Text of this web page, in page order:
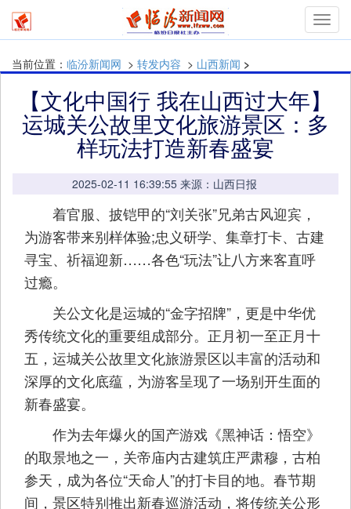
当前位置： 临汾新闻网 > 转发内容 > 山西新闻 >
【文化中国行 我在山西过大年】
运城关公故里文化旅游景区：多
样玩法打造新春盛宴
2025-02-11 16:39:55 来源：山西日报
着官服、披铠甲的“刘关张”兄弟古风迎宾，
为游客带来别样体验;忠义研学、集章打卡、古建
寻宝、祈福迎新……各色“玩法”让八方来客直呼
过瘾。
关公文化是运城的“金字招牌”，更是中华优
秀传统文化的重要组成部分。正月初一至正月十
五，运城关公故里文化旅游景区以丰富的活动和
深厚的文化底蕴，为游客呈现了一场别开生面的
新春盛宴。
作为去年爆火的国产游戏《黑神话：悟空》
的取景地之一，关帝庙内古建筑庄严肃穆，古柏
参天，成为各位“天命人”的打卡目的地。春节期
间，景区特别推出新春巡游活动，将传统关公形